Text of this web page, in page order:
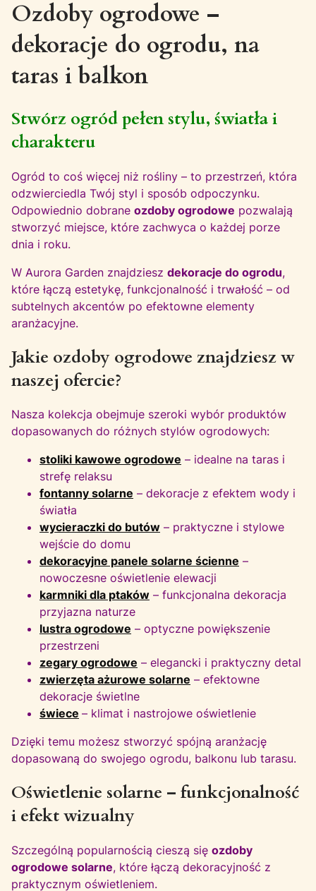
Ozdoby ogrodowe –
dekoracje do ogrodu, na
taras i balkon
Stwórz ogród pełen stylu, światła i
charakteru
Ogród to coś więcej niż rośliny – to przestrzeń, która
odzwierciedla Twój styl i sposób odpoczynku.
Odpowiednio dobrane ozdoby ogrodowe pozwalają
stworzyć miejsce, które zachwyca o każdej porze
dnia i roku.
W Aurora Garden znajdziesz dekoracje do ogrodu,
które łączą estetykę, funkcjonalność i trwałość – od
subtelnych akcentów po efektowne elementy
aranżacyjne.
Jakie ozdoby ogrodowe znajdziesz w
naszej ofercie?
Nasza kolekcja obejmuje szeroki wybór produktów
dopasowanych do różnych stylów ogrodowych:
stoliki kawowe ogrodowe – idealne na taras i
strefę relaksu
fontanny solarne – dekoracje z efektem wody i
światła
wycieraczki do butów – praktyczne i stylowe
wejście do domu
dekoracyjne panele solarne ścienne –
nowoczesne oświetlenie elewacji
karmniki dla ptaków – funkcjonalna dekoracja
przyjazna naturze
lustra ogrodowe – optyczne powiększenie
przestrzeni
zegary ogrodowe – elegancki i praktyczny detal
zwierzęta ażurowe solarne – efektowne
dekoracje świetlne
świece – klimat i nastrojowe oświetlenie
Dzięki temu możesz stworzyć spójną aranżację
dopasowaną do swojego ogrodu, balkonu lub tarasu.
Oświetlenie solarne – funkcjonalność
i efekt wizualny
Szczególną popularnością cieszą się ozdoby
ogrodowe solarne, które łączą dekoracyjność z
praktycznym oświetleniem.